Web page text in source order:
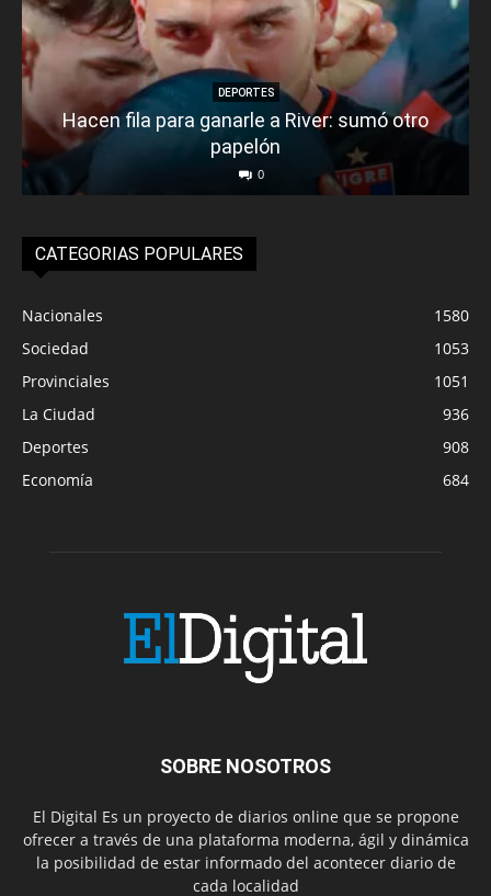
DEPORTES
Hacen fila para ganarle a River: sumó otro
papelón
0
CATEGORIAS POPULARES
Nacionales
1580
Sociedad
1053
Provinciales
1051
La Ciudad
936
Deportes
908
Economía
684
SOBRE NOSOTROS
El Digital Es un proyecto de diarios online que se propone
ofrecer a través de una plataforma moderna, ágil y dinámica
la posibilidad de estar informado del acontecer diario de
cada localidad